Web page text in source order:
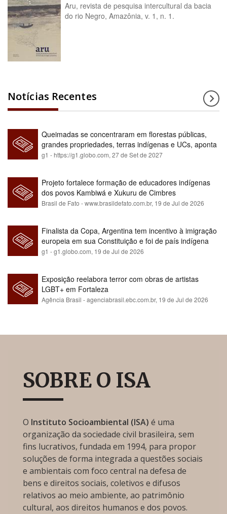
Aru, revista de pesquisa intercultural da bacia
do rio Negro, Amazônia, v. 1, n. 1.
Notícias Recentes
Queimadas se concentraram em florestas públicas,
grandes propriedades, terras indígenas e UCs, aponta
relatório
g1 - https://g1.globo.com,27 de Set de 2027
Projeto fortalece formação de educadores indígenas
dos povos Kambiwá e Xukuru de Cimbres
Brasil de Fato - www.brasildefato.com.br, 19 de Jul de 2026
Finalista da Copa, Argentina tem incentivo à imigração
europeia em sua Constituição e foi de país indígena
para maioria branca
g1 - g1.globo.com, 19 de Jul de 2026
Exposição reelabora terror com obras de artistas
LGBT+ em Fortaleza
Agência Brasil - agenciabrasil.ebc.com.br, 19 de Jul de 2026
SOBRE O ISA
O Instituto Socioambiental (ISA) é uma
organização da sociedade civil brasileira, sem
fins lucrativos, fundada em 1994, para propor
soluções de forma integrada a questões sociais
e ambientais com foco central na defesa de
bens e direitos sociais, coletivos e difusos
relativos ao meio ambiente, ao patrimônio
cultural, aos direitos humanos e dos povos.